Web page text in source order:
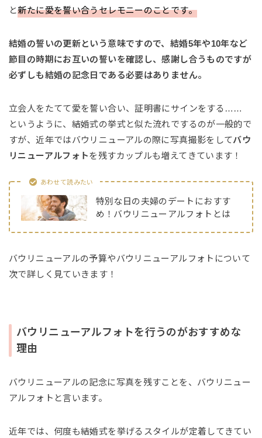
と新たに愛を誓い合うセレモニーのことです。
結婚の誓いの更新という意味ですので、結婚5年や10年など
節目の時期にお互いの誓いを確認し、感謝し合うものですが
必ずしも結婚の記念日である必要はありません。
立会人をたてて愛を誓い合い、証明書にサインをする……
というように、結婚式の挙式と似た流れでするのが一般的で
すが、近年ではバウリニューアルの際に写真撮影をしてバウ
リニューアルフォトを残すカップルも増えてきています！
あわせて読みたい
特別な日の夫婦のデートにおすす
め！バウリニューアルフォトとは
バウリニューアルの予算やバウリニューアルフォトについて
次で詳しく見ていきます！
バウリニューアルフォトを行うのがおすすめな
理由
バウリニューアルの記念に写真を残すことを、バウリニュー
アルフォトと言います。
近年では、何度も結婚式を挙げるスタイルが定着してきてい